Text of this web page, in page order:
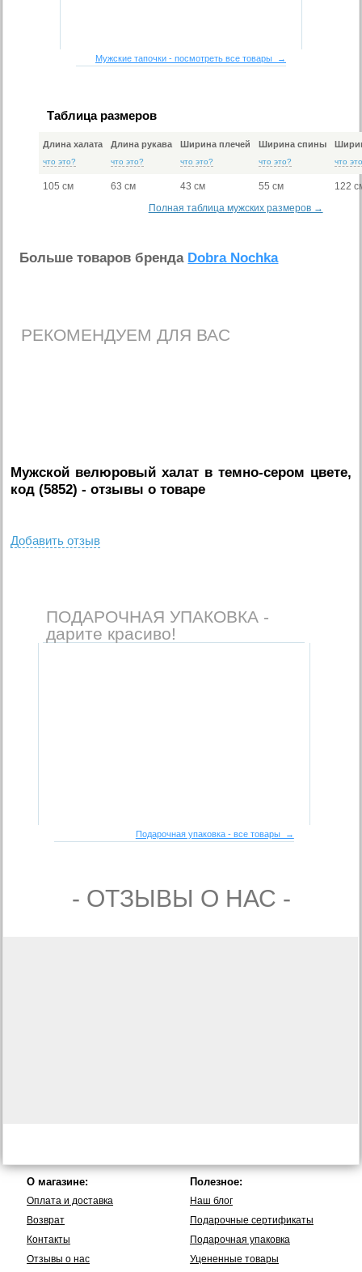
Мужские тапочки - посмотреть все товары →
Таблица размеров
Длина халата
что это?
Длина рукава
что это?
Ширина плечей
что это?
Ширина спины
что это? что
105 см 63 см 43 см 55 см
122
Полная таблица мужских размеров →
Больше товаров бренда Dobra Nochka
РЕКОМЕНДУЕМ ДЛЯ ВАС
Мужской велюровый халат в темно-сером цвете,
код (5852) - отзывы о товаре
Добавить отзыв
ПОДАРОЧНАЯ УПАКОВКА -
дарите красиво!
Подарочная упаковка - все товары →
- ОТЗЫВЫ О НАС -
О магазине:
Оплата и доставка
Возврат
Контакты
Отзывы о нас
Полезное:
Наш блог
Подарочные сертификаты
Подарочная упаковка
Уцененные товары